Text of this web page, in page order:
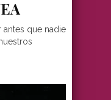
antes que nadie